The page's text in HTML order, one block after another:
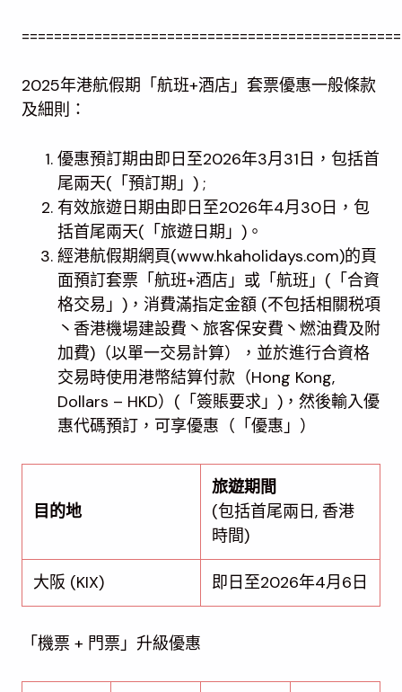
2025年港航假期「航班+酒店」套票優惠一般條款
及細則：
優惠預訂期由即日至2026年3月31日，包括首
尾兩天(「預訂期」) ;
有效旅遊日期由即日至2026年4月30日，包
括首尾兩天(「旅遊日期」)。
經港航假期網頁(www.hkaholidays.com)的頁
面預訂套票「航班+酒店」或「航班」(「合資
格交易」)，消費滿指定金額 (不包括相關税項
丶香港機場建設費丶旅客保安費丶燃油費及附
加費)（以單一交易計算），並於進行合資格
交易時使用港幣結算付款（Hong Kong,
Dollars – HKD）(「簽賬要求」)，然後輸入優
惠代碼預訂，可享優惠（「優惠」）
目的地
旅遊期間
(包括首尾兩日, 香港
時間)
大阪 (KIX) 即日至2026年4月6日
「機票 + 門票」升級優惠